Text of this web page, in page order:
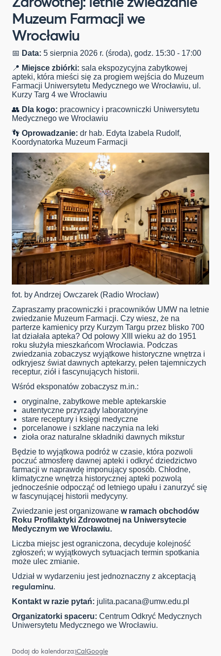
Muzeum Farmacji we
Wrocławiu
📅 Data: 5 sierpnia 2026 r. (środa), godz. 15:30 - 17:00
📍 Miejsce zbiórki: sala ekspozycyjna zabytkowej
apteki, która mieści się za progiem wejścia do Muzeum
Farmacji Uniwersytetu Medycznego we Wrocławiu, ul.
Kurzy Targ 4 we Wrocławiu
👥 Dla kogo: pracownicy i pracowniczki Uniwersytetu
Medycznego we Wrocławiu
👣 Oprowadzanie: dr hab. Edyta Izabela Rudolf,
Koordynatorka Muzeum Farmacji
fot. by Andrzej Owczarek (Radio Wrocław)
Zapraszamy pracowniczki i pracowników UMW na letnie
zwiedzanie Muzeum Farmacji. Czy wiesz, że na
parterze kamienicy przy Kurzym Targu przez blisko 700
lat działała apteka? Od połowy XIII wieku aż do 1951
roku służyła mieszkańcom Wrocławia. Podczas
zwiedzania zobaczysz wyjątkowe historyczne wnętrza i
odkryjesz świat dawnych aptekarzy, pełen tajemniczych
receptur, ziół i fascynujących historii.
Wśród eksponatów zobaczysz m.in.:
oryginalne, zabytkowe meble aptekarskie
autentyczne przyrządy laboratoryjne
stare receptury i księgi medyczne
porcelanowe i szklane naczynia na leki
zioła oraz naturalne składniki dawnych mikstur
Będzie to wyjątkowa podróż w czasie, która pozwoli
poczuć atmosferę dawnej apteki i odkryć dziedzictwo
farmacji w naprawdę imponujący sposób. Chłodne,
klimatyczne wnętrza historycznej apteki pozwolą
jednocześnie odpocząć od letniego upału i zanurzyć się
w fascynującej historii medycyny.
Zwiedzanie jest organizowane w ramach obchodów
Roku Profilaktyki Zdrowotnej na Uniwersytecie
Medycznym we Wrocławiu.
Liczba miejsc jest ograniczona, decyduje kolejność
zgłoszeń; w wyjątkowych sytuacjach termin spotkania
może ulec zmianie.
Udział w wydarzeniu jest jednoznaczny z akceptacją
regulaminu.
Kontakt w razie pytań: julita.pacana@umw.edu.pl
Organizatorki spaceru: Centrum Odkryć Medycznych
Uniwersytetu Medycznego we Wrocławiu.
Dodaj do kalendarza:iCalGoogle